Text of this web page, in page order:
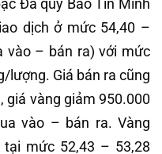
Đá quý Bảo Tín Minh
dịch ở mức 54,40 –
vào – bán ra) với mức
lượng. Giá bán ra cũng
giá vàng giảm 950.000
vào – bán ra. Vàng
tại mức 52,43 – 53,28